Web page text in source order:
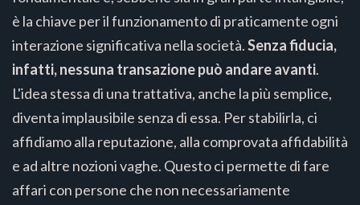
è la chiave per il funzionamento di praticamente ogni
interazione significativa nella società.Senza fiducia,
infatti, nessuna transazione può andare avanti.
L'idea stessa di una trattativa, anche la più semplice,
diventa implausibile senza di essa. Per stabilirla, ci
affidiamo alla reputazione, alla comprovata affidabilità
e ad altre nozioni vaghe. Questo ci permette di fare
affari con persone che non necessariamente